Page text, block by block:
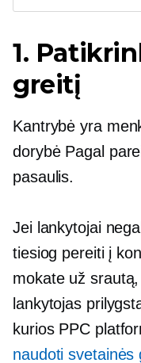
1.
greitį
Kantrybė yra
dorybė Pagal
pasaulis.
Jei lankytojai
tiesiog pereiti į
mokate už
lankytojas
kurios PPC
naudoti